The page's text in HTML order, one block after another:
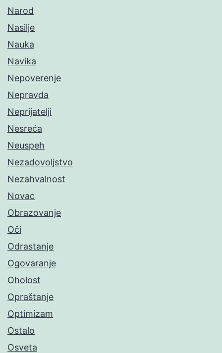
Narod
Nasilje
Nauka
Navika
Nepoverenje
Nepravda
Neprijatelji
Nesreća
Neuspeh
Nezadovoljstvo
Nezahvalnost
Novac
Obrazovanje
Oči
Odrastanje
Ogovaranje
Oholost
Opraštanje
Optimizam
Ostalo
Osveta